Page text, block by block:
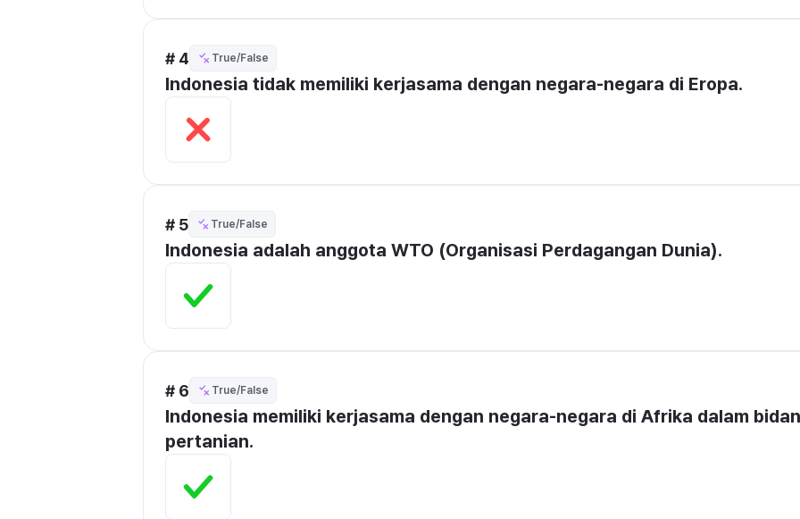
# 4 True/False
Indonesia tidak memiliki kerjasama dengan negara-negara di Eropa.
# 5 True/False
Indonesia adalah anggota WTO (Organisasi Perdagangan Dunia).
# 6 True/False
Indonesia memiliki kerjasama dengan negara-negara di Afrika dalam
pertanian.